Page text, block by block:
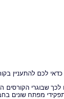
לכם להתעניין
שבוגרי
מפתח שונים